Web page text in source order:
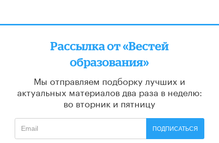
Рассылка от «Вестей
образования»
Мы отправляем подборку лучших и
актуальных материалов два раза в неделю:
во вторник и пятницу
ПОДПИСАТЬСЯ